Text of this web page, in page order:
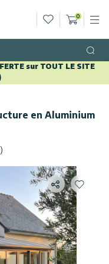
Liste de
0
sur TOUT LE SITE
en Aluminium
Partager